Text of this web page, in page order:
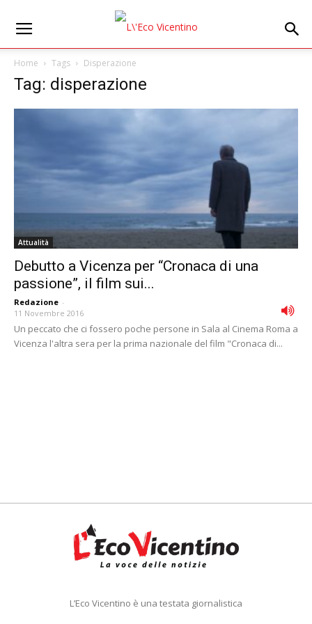
Home Tags Disperazione
Tag: disperazione
Attualità
Debutto a Vicenza per “Cronaca di una
passione”, il film sui...
Redazione -
11 Novembre 2016
Un peccato che ci fossero poche persone in Sala al Cinema Roma a
Vicenza l'altra sera per la prima nazionale del film "Cronaca di...
L’Eco Vicentino è una testata giornalistica